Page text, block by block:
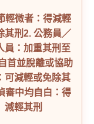
輕微者：得減輕
其刑 2. 公務員／
員：加重其刑至
首並脫離或協助
可減輕或免除其
審中均自白：得
減輕其刑